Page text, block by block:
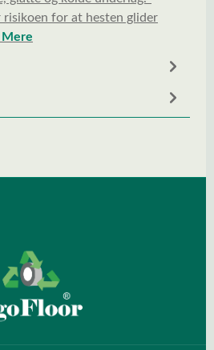
risikoen for at hesten glider
Mere